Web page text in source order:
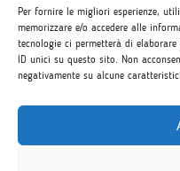
Per fornire le migliori esperienze,
memorizzare e/o accedere alle
tecnologie ci permetterà di
ID unici su questo sito. Non
negativamente su alcune